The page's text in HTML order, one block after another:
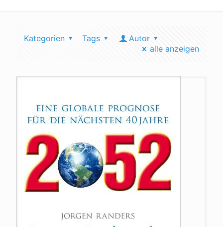
Kategorien Tags
Autor
alle anzeigen